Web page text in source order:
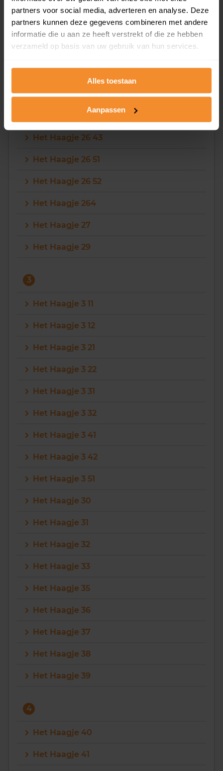
partners voor social media, adverteren en analyse. Deze
partners kunnen deze gegevens combineren met andere
informatie die u aan ze heeft verstrekt of die ze hebben
verzameld op basis van uw gebruik van hun services.
Alles toestaan
Aanpassen
Het Haagje 26 23
Het Haagje 26 31
Het Haagje 26 32
Het Haagje 26 41
Het Haagje 26 42
Het Haagje 26 43
Het Haagje 26 51
Het Haagje 26 52
Het Haagje 264
Het Haagje 27
Het Haagje 29
3
Het Haagje 3 11
Het Haagje 3 12
Het Haagje 3 21
Het Haagje 3 22
Het Haagje 3 31
Het Haagje 3 32
Het Haagje 3 41
Het Haagje 3 42
Het Haagje 3 51
Het Haagje 30
Het Haagje 31
Het Haagje 32
Het Haagje 33
Het Haagje 35
Het Haagje 36
Het Haagje 37
Het Haagje 38
Het Haagje 39
4
Het Haagje 40
Het Haagje 41